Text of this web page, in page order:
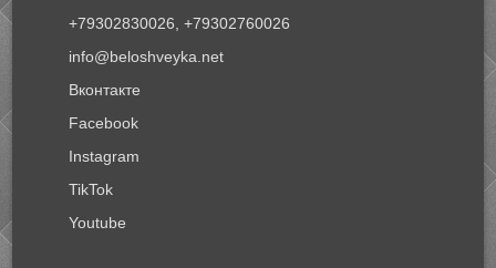
+79302830026, +79302760026
info@beloshveyka.net
Вконтакте
Facebook
Instagram
TikTok
Youtube